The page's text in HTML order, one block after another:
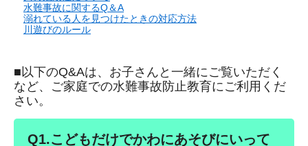
水難事故に関するQ＆A
溺れている人を見つけたときの対応方法
川遊びのルール
■以下のQ&Aは、お子さんと一緒にご覧いただく
など、ご家庭での水難事故防止教育にご利用くだ
さい。
Q1.こどもだけでかわにあそびにいって